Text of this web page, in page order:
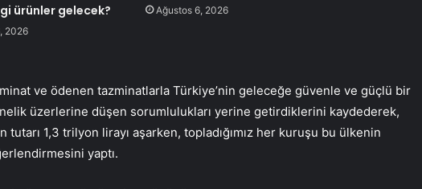
ürünler gelecek?
2026
Ağustos 6, 2026
ve ödenen tazminatlarla Türkiye’nin geleceğe güvenle ve güçlü bir
üzerlerine düşen sorumlulukları yerine getirdiklerini kaydederek,
tutarı 1,3 trilyon lirayı aşarken, topladığımız her kuruşu bu ülkenin
yaptı.